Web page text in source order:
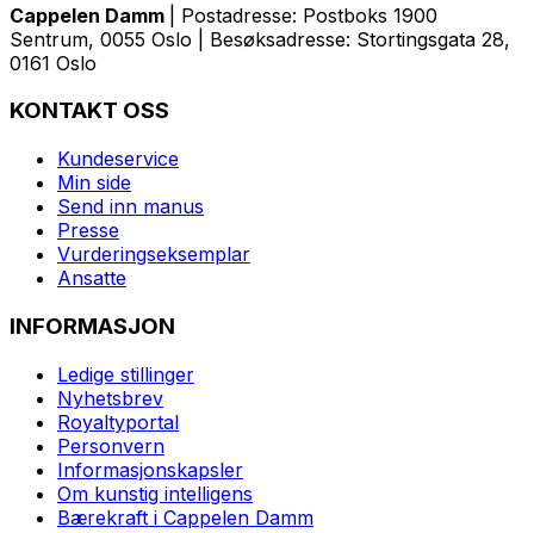
Cappelen Damm
| Postadresse: Postboks 1900
Sentrum, 0055 Oslo | Besøksadresse: Stortingsgata 28,
0161 Oslo
KONTAKT OSS
Kundeservice
Min side
Send inn manus
Presse
Vurderingseksemplar
Ansatte
INFORMASJON
Ledige stillinger
Nyhetsbrev
Royaltyportal
Personvern
Informasjonskapsler
Om kunstig intelligens
Bærekraft i Cappelen Damm